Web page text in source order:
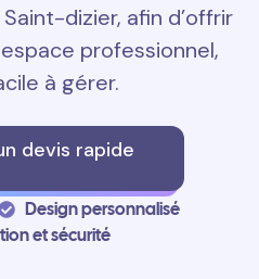
dizier, afin d’offrir
professionnel,
à gérer.
devis rapide
Design personnalisé
et sécurité